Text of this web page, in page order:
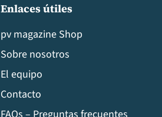
Enlaces útiles
pv magazine Shop
Sobre nosotros
El equipo
Contacto